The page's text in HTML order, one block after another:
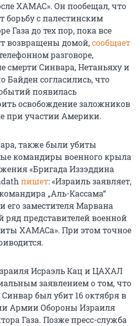
ХАМАС». Он пообещал, что
борьбу с палестинским
Газа до тех пор, пока все
возвращены домой,сообщает
разговоре,
смерти Синвара, Нетаньяху и
согласились, что
появилась
освобождение заложников
при участии Америки.
также были убиты
командиры военного крыла
«Бригада Иззэддина
пишет: «Израиль заявляет,
„Аль-Кассама“
заместителя Марвана
ряд представителей военной
ХАМАСа». При этом точное
Исраэль Кац и ЦАХАЛ
заявлением о том, что
был убит 16 октября в
Армии Обороны Израиля
Газа. Позже пресс-служба